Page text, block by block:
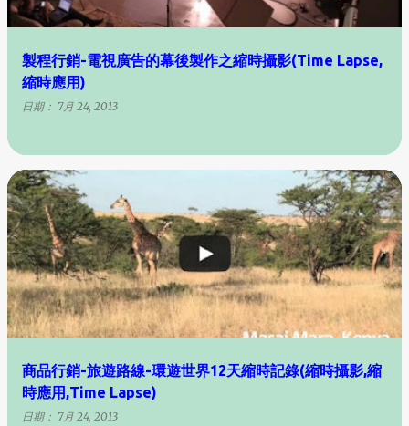
製程行銷-電視廣告的幕後製作之縮時攝影(Time Lapse,
縮時應用)
日期： 7月 24, 2013
商品行銷-旅遊路線-環遊世界12天縮時記錄(縮時攝影,縮
時應用,Time Lapse)
日期： 7月 24, 2013